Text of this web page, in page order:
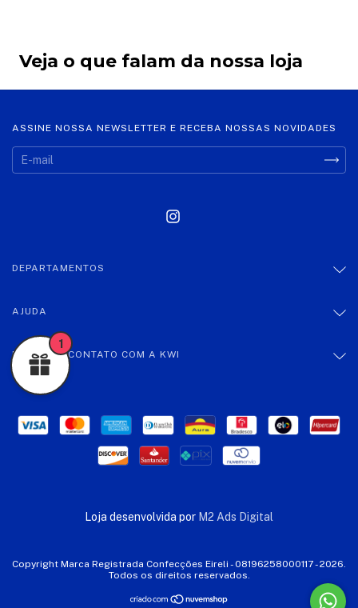
Veja o que falam da nossa loja
ASSINE NOSSA NEWSLETTER E RECEBA NOSSAS NOVIDADES
DEPARTAMENTOS
AJUDA
ENTRE EM CONTATO COM A KWI
Loja desenvolvida por M2 Ads Digital
Copyright Marca Registrada Confecções Eireli - 08196258000117 - 2026.
Todos os direitos reservados.
1